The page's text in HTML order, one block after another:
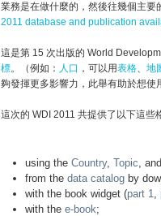
業務是在做什麼的，然後往幾個主
2011 database and publication
這是第 15 次出版的 World
標。（例如： 人口 ，可以用表格、 地
夠發揮更多影響力，此舉有助於想使
這次的 WDI 2011 共提供了以下這些
using the Country, Topic, and
from the data catalog by
with the book widget (part 1,
with the e-book;